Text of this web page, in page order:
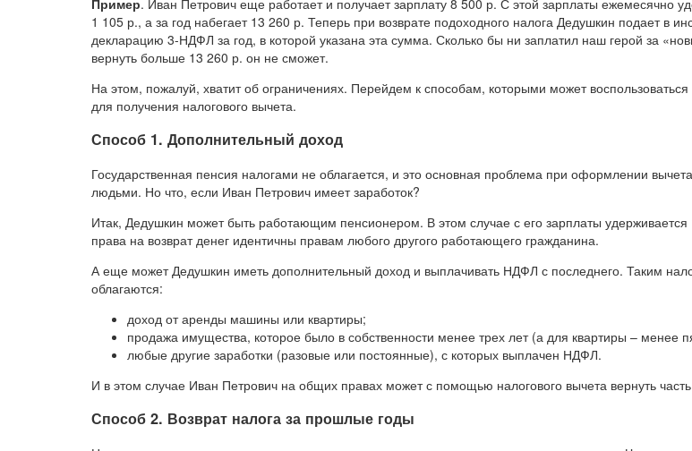
Пример. Иван Петрович еще работает и получает зарплату 8 500 р. С этой зарплаты ежемесячно
1 105 р., а за год набегает 13 260 р. Теперь при возврате подоходного налога Дедушкин подает в
декларацию 3-НДФЛ за год, в которой указана эта сумма. Сколько бы ни заплатил наш герой за
вернуть больше 13 260 р. он не сможет.
На этом, пожалуй, хватит об ограничениях. Перейдем к способам, которыми может
для получения налогового вычета.
Способ 1. Дополнительный доход
Государственная пенсия налогами не облагается, и это основная проблема при оформлении
людьми. Но что, если Иван Петрович имеет заработок?
Итак, Дедушкин может быть работающим пенсионером. В этом случае с его зарплаты удерживается
права на возврат денег идентичны правам любого другого работающего гражданина.
А еще может Дедушкин иметь дополнительный доход и выплачивать НДФЛ с последнего. Таким
облагаются:
доход от аренды машины или квартиры;
продажа имущества, которое было в собственности менее трех лет (а для квартиры – менее
любые другие заработки (разовые или постоянные), с которых выплачен НДФЛ.
И в этом случае Иван Петрович на общих правах может с помощью налогового вычета вернуть часть
Способ 2. Возврат налога за прошлые годы